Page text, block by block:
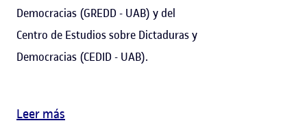
Democracias (GREDD - UAB) y del
Centro de Estudios sobre Dictaduras y
Democracias (CEDID - UAB).
Leer más